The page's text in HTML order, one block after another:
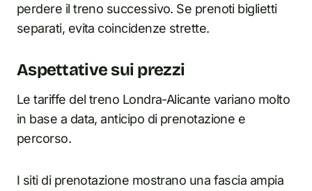
perdere il treno successivo. Se prenoti biglietti
separati, evita coincidenze strette.
Aspettative sui prezzi
Le tariffe del treno Londra-Alicante variano molto
in base a data, anticipo di prenotazione e
percorso.
I siti di prenotazione mostrano una fascia ampia